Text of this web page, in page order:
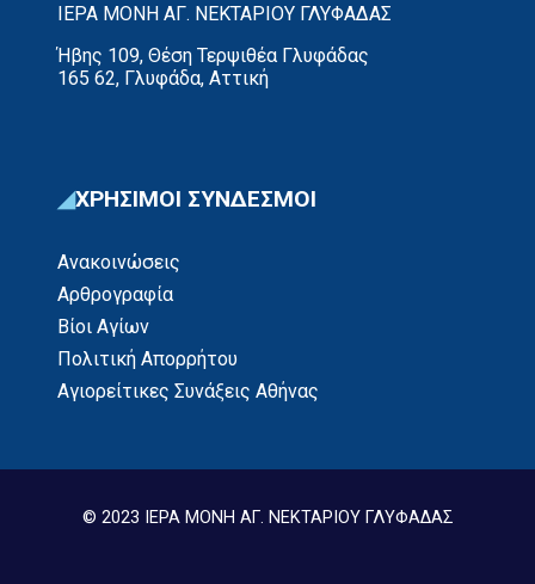
ΙΕΡΑ ΜΟΝΗ ΑΓ. ΝΕΚΤΑΡΙΟΥ ΓΛΥΦΑΔΑΣ
Ήβης 109, Θέση Τερψιθέα Γλυφάδας
165 62, Γλυφάδα, Αττική
ΧΡΗΣΙΜΟΙ ΣΥΝΔΕΣΜΟΙ
Ανακοινώσεις
Αρθρογραφία
Βίοι Αγίων
Πολιτική Απορρήτου
Αγιορείτικες Συνάξεις Αθήνας
© 2023 ΙΕΡΑ ΜΟΝΗ ΑΓ. ΝΕΚΤΑΡΙΟΥ ΓΛΥΦΑΔΑΣ